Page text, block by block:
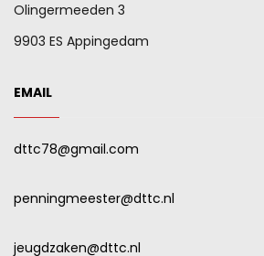
Olingermeeden 3
9903 ES Appingedam
EMAIL
dttc78@gmail.com
penningmeester@dttc.nl
jeugdzaken@dttc.nl